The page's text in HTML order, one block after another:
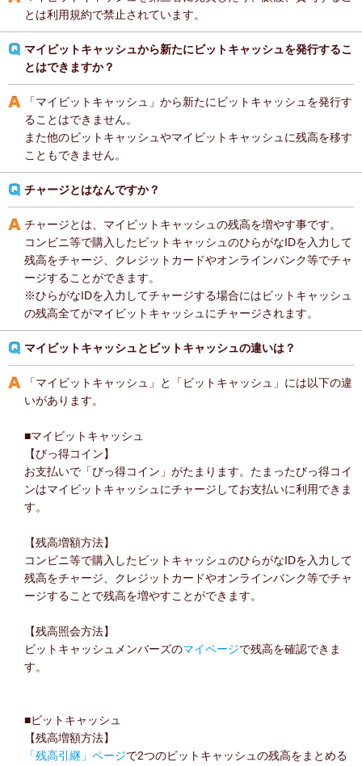
とは利用規約で禁止されています。
マイビットキャッシュから新たにビットキャッシュを発行するこ
とはできますか？
「マイビットキャッシュ」から新たにビットキャッシュを発行す
ることはできません。
また他のビットキャッシュやマイビットキャッシュに残高を移す
こともできません。
チャージとはなんですか？
チャージとは、マイビットキャッシュの残高を増やす事です。
コンビニ等で購入したビットキャッシュのひらがなIDを入力して
残高をチャージ、クレジットカードやオンラインバンク等でチャ
ージすることができます。
※ひらがなIDを入力してチャージする場合にはビットキャッシュ
の残高全てがマイビットキャッシュにチャージされます。
マイビットキャッシュとビットキャッシュの違いは？
「マイビットキャッシュ」と「ビットキャッシュ」には以下の違
いがあります。
■マイビットキャッシュ
【びっ得コイン】
お支払いで「びっ得コイン」がたまります。たまったびっ得コイ
ンはマイビットキャッシュにチャージしてお支払いに利用できま
す。
【残高増額方法】
コンビニ等で購入したビットキャッシュのひらがなIDを入力して
残高をチャージ、クレジットカードやオンラインバンク等でチャ
ージすることで残高を増やすことができます。
【残高照会方法】
ビットキャッシュメンバーズのマイページで残高を確認できま
す。
■ビットキャッシュ
【残高増額方法】
「残高引継」ページで2つのビットキャッシュの残高をまとめる